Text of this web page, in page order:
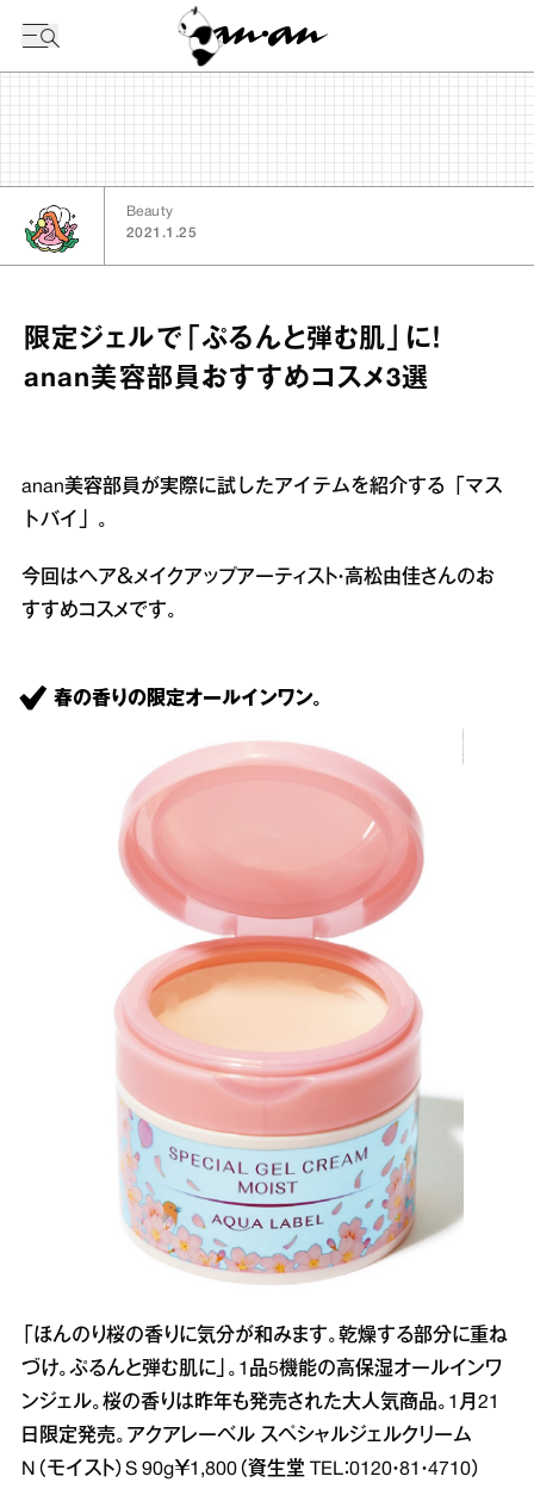
Beauty
2021.1.25
限定ジェルで「ぷるんと弾む肌」に！
anan美容部員おすすめコスメ3選
anan美容部員が実際に試したアイテムを紹介する「マス
トバイ」。
今回はヘア＆メイクアップアーティスト・高松由佳さんのお
すすめコスメです。
春の香りの限定オールインワン。
「ほんのり桜の香りに気分が和みます。乾燥する部分に重ね
づけ。ぷるんと弾む肌に」。1品5機能の高保湿オールインワ
ンジェル。桜の香りは昨年も発売された大人気商品。1月21
日限定発売。アクアレーベル スペシャルジェルクリーム
N（モイスト）S 90g￥1,800（資生堂 TEL：0120・81・4710）